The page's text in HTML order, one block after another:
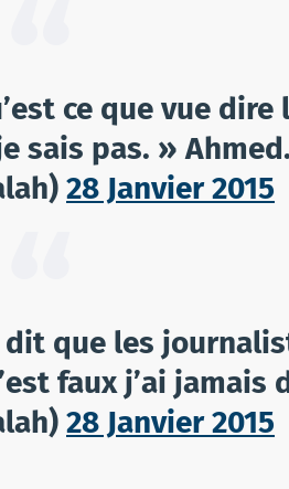
ce que vue dire
sais pas. »
28 Janvier 2015
que les
faux j’ai jamais
28 Janvier 2015